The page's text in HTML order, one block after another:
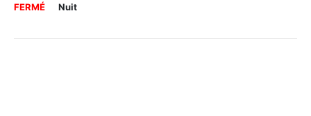
FERMÉ
Nuit